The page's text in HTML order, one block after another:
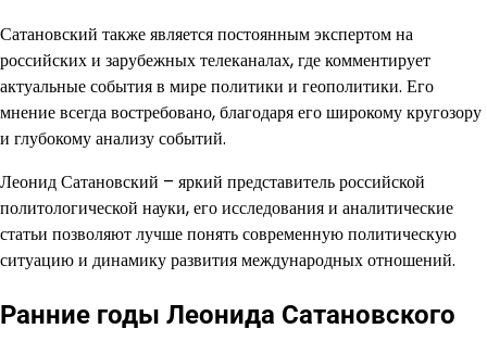
Сатановский также является постоянным экспертом на
российских и зарубежных телеканалах, где комментирует
актуальные события в мире политики и геополитики. Его
мнение всегда востребовано, благодаря его широкому кругозору
и глубокому анализу событий.
Леонид Сатановский – яркий представитель российской
политологической науки, его исследования и аналитические
статьи позволяют лучше понять современную политическую
ситуацию и динамику развития международных отношений.
Ранние годы Леонида Сатановского